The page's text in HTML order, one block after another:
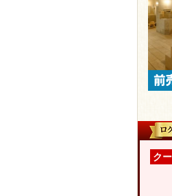
ク